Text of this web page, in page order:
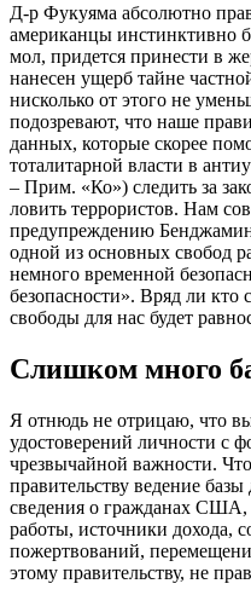
Д-р Фукуяма абсолютно
американцы инстинктивно
мол, придется принести в
нанесен ущерб тайне
нисколько от этого не
подозревают, что наше
данных, которые скорее
тоталитарной власти в
– Прим. «Ко») следить за
ловить террористов. Нам
предупреждению
одной из основных свобод
немного временной
безопасности». Вряд ли кто
свободы для нас будет
Слишком много
Я отнюдь не отрицаю, что
удостоверений личности с
чрезвычайной важности.
правительству ведение
сведения о гражданах США,
работы, источники дохода,
пожертвований,
этому правительству, не